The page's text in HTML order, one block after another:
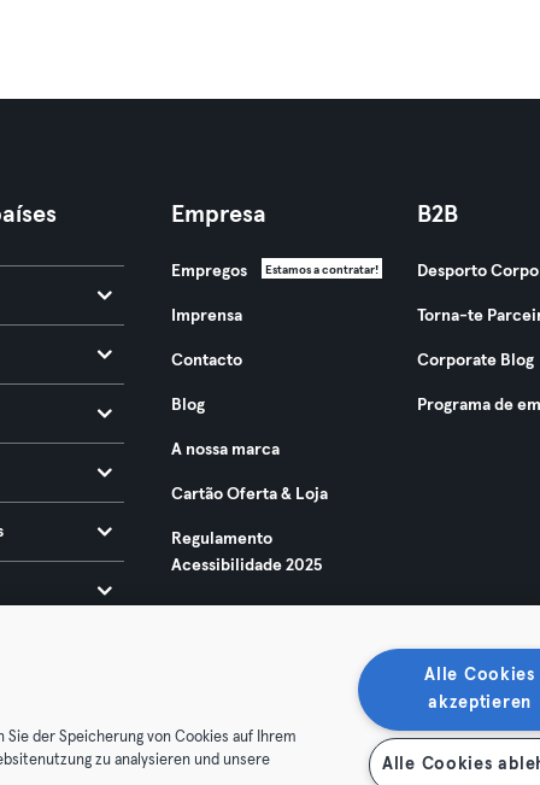
Empresa
Empregos Estamos a contratar!
Imprensa
Contacto
Blog
A nossa marca
Cartão Oferta & Loja
Regulamento
Acessibilidade 2025
B2B
Desporto
Torna-te
Corporate Blog
Programa de
Rescindir contratos aqui
der Speicherung von Cookies auf Ihrem
zu analysieren und unsere
Alle Cookies
akzeptieren
Alle Cookies